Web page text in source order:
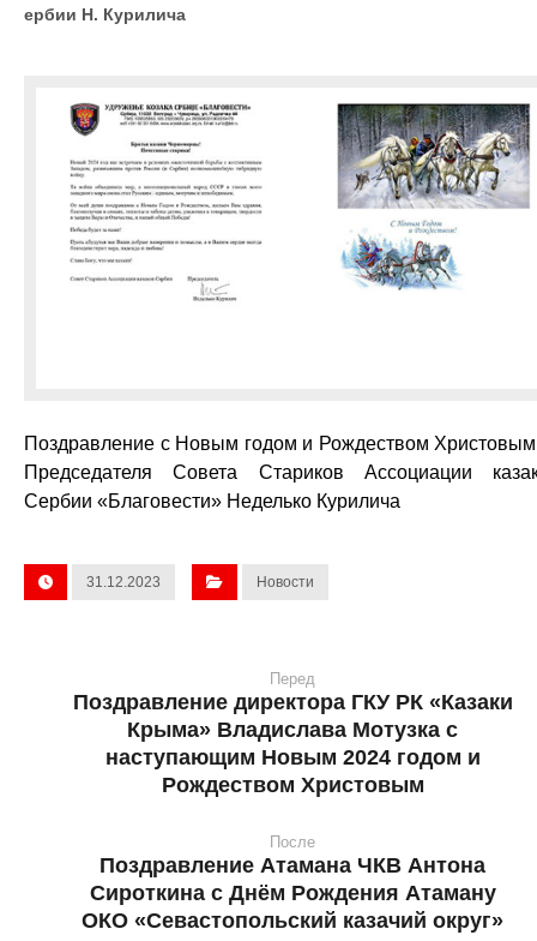
ербии Н. Курилича
Поздравление с Новым годом и Рождеством Христовым
Председателя Совета Стариков Ассоциации
Сербии «Благовести» Неделько Курилича
31.12.2023 Новости
Перед
Поздравление директора ГКУ РК «Казаки
Крыма» Владислава Мотузка с
наступающим Новым 2024 годом и
Рождеством Христовым
После
Поздравление Атамана ЧКВ Антона
Сироткина с Днём Рождения Атаману
ОКО «Севастопольский казачий округ»